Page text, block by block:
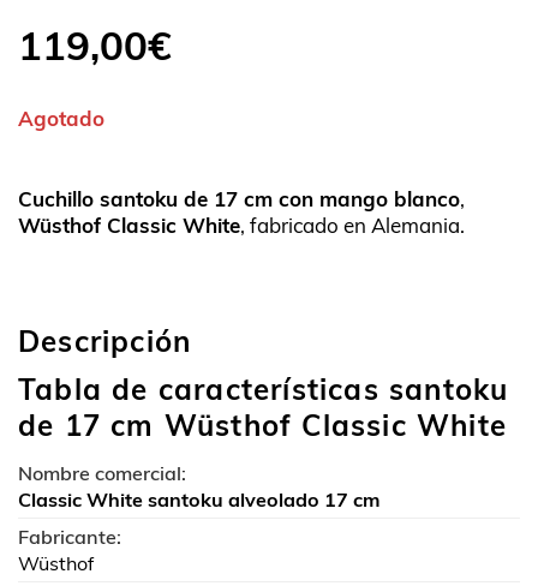
119,00€
Agotado
Cuchillo santoku de 17 cm con mango blanco,
Wüsthof Classic White, fabricado en Alemania.
Descripción
Tabla de características santoku
de 17 cm Wüsthof Classic White
Nombre comercial:
Classic White santoku alveolado 17 cm
Fabricante:
Wüsthof